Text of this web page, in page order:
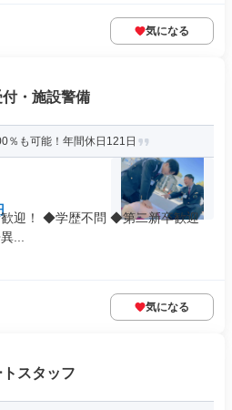
気になる
付・施設警備
％も可能！年間休日121日
歓迎！ ◆学歴不問 ◆第二新卒歓迎
...
気になる
スタッフ